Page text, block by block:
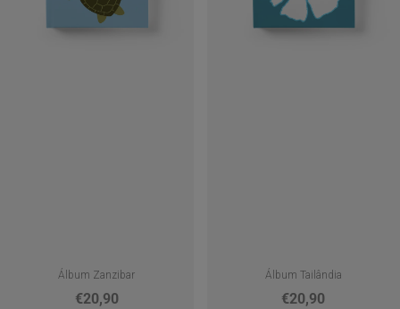
Álbum Zanzibar
€20,90
Álbum Tailândia
€20,90